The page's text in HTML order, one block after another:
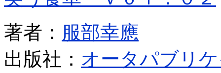
著者： 服部幸應
出版社： オータパブリ